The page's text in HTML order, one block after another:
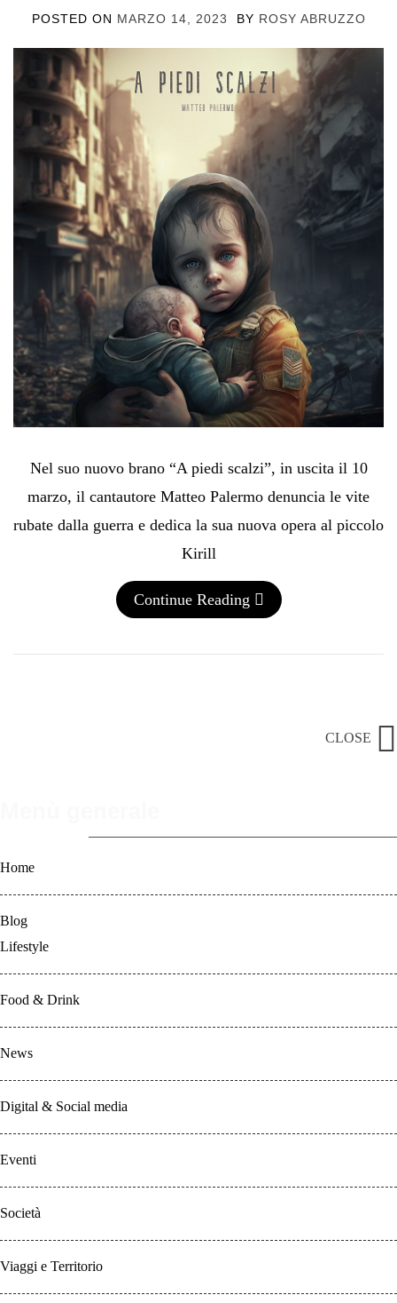
POSTED ON MARZO 14, 2023 BY ROSY ABRUZZO
Nel suo nuovo brano “A piedi scalzi”, in uscita il 10
marzo, il cantautore Matteo Palermo denuncia le vite
rubate dalla guerra e dedica la sua nuova opera al piccolo
Kirill
Continue Reading
CLOSE
Home
Blog
Lifestyle
Food & Drink
News
Digital & Social media
Eventi
Società
Viaggi e Territorio